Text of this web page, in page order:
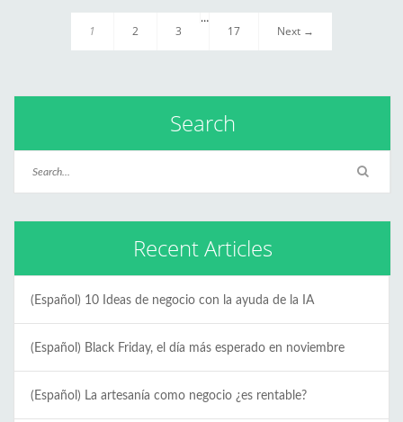
1 2 3
…
17
Next →
Search
Recent Articles
(Español) 10 Ideas de negocio con la ayuda de la IA
(Español) Black Friday, el día más esperado en noviembre
(Español) La artesanía como negocio ¿es rentable?